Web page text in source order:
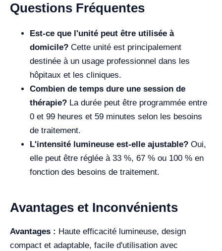
Questions Fréquentes
Est-ce que l'unité peut être utilisée à
domicile? Cette unité est principalement
destinée à un usage professionnel dans les
hôpitaux et les cliniques.
Combien de temps dure une session de
thérapie? La durée peut être programmée entre
0 et 99 heures et 59 minutes selon les besoins
de traitement.
L'intensité lumineuse est-elle ajustable? Oui,
elle peut être réglée à 33 %, 67 % ou 100 % en
fonction des besoins de traitement.
Avantages et Inconvénients
Avantages : Haute efficacité lumineuse, design
compact et adaptable, facile d'utilisation avec